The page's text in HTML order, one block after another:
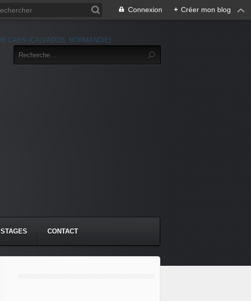
Connexion + Créer mon blog
STAGES CONTACT